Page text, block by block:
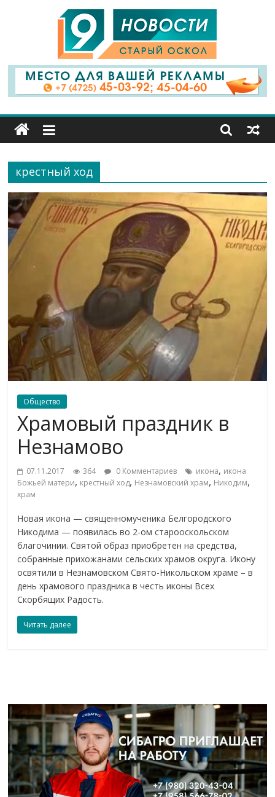
9
Канал
Старый
Оскол
крестный ход
Общество
Храмовый праздник в
Незнамово
07.11.2017 364 0 Комментариев икона, икона
Божьей матери, крестный ход, Незнамовский храм, Никодим,
храм
Новая икона — священномученика Белгородского
Никодима — появилась во 2-ом старооскольском
благочинии. Святой образ приобретен на средства,
собранные прихожанами сельских храмов округа. Икону
освятили в Незнамовском Свято-Никольском храме – в
день храмового праздника в честь иконы Всех
Скорбящих Радость.
Читать далее